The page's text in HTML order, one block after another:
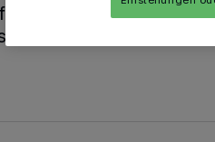
in den Ort zu holen